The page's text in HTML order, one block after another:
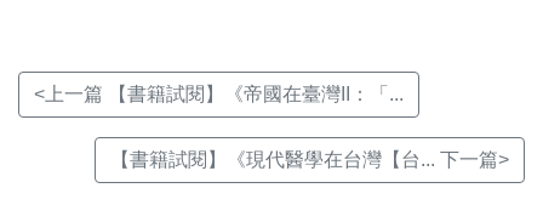
<上一篇 【書籍試閱】《帝國在臺灣II：「...
【書籍試閱】《現代醫學在台灣【台... 下一篇>